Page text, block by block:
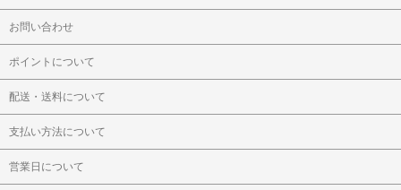
お問い合わせ
ポイントについて
配送・送料について
支払い方法について
営業日について